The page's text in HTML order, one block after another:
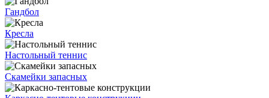
Гандбол
Кресла
Настольный теннис
Скамейки запасных